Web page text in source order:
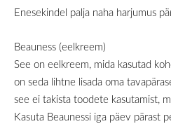
Enesekindel palja naha harjumus
Beauness (eelkreem)
See on eelkreem, mida kasutad
on seda lihtne lisada oma
see ei takista toodete kasutamist,
Kasuta Beaunessi iga päev pärast